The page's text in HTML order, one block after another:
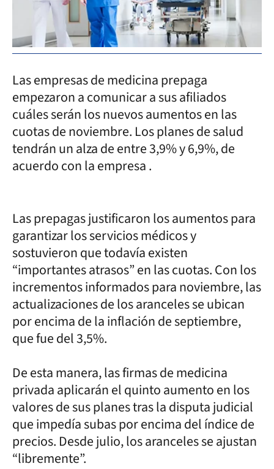
Las empresas de medicina prepaga
empezaron a comunicar a sus afiliados
cuáles serán los nuevos aumentos en las
cuotas de noviembre. Los planes de salud
tendrán un alza de entre 3,9% y 6,9%, de
acuerdo con la empresa .
Las prepagas justificaron los aumentos para
garantizar los servicios médicos y
sostuvieron que todavía existen
“importantes atrasos” en las cuotas. Con los
incrementos informados para noviembre, las
actualizaciones de los aranceles se ubican
por encima de la inflación de septiembre,
que fue del 3,5%.
De esta manera, las firmas de medicina
privada aplicarán el quinto aumento en los
valores de sus planes tras la disputa judicial
que impedía subas por encima del índice de
precios. Desde julio, los aranceles se ajustan
“libremente”.